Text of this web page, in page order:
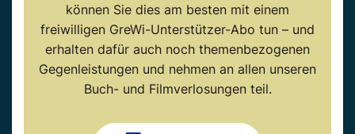
können Sie dies am besten mit einem
freiwilligen GreWi-Unterstützer-Abo tun – und
erhalten dafür auch noch themenbezogenen
Gegenleistungen und nehmen an allen unseren
Buch- und Filmverlosungen teil.